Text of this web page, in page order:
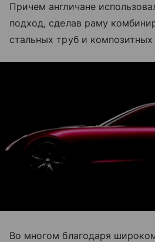
Причем англичане
подход, сделав раму
стальных труб и
Во многом благодаря